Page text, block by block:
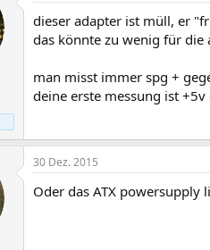
dieser adapter ist müll, er
das könnte zu wenig für die
man misst immer spg +
deine erste messung ist
30 Dez. 2015
Oder das ATX powersupply